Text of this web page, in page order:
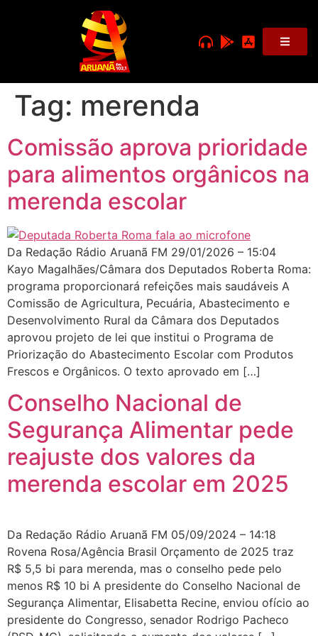
Tag: merenda
Comissão aprova prioridade
para alimentos orgânicos na
merenda escolar
Da Redação Rádio Aruanã FM 29/01/2026 – 15:04
Kayo Magalhães/Câmara dos Deputados Roberta Roma:
programa proporcionará refeições mais saudáveis A
Comissão de Agricultura, Pecuária, Abastecimento e
Desenvolvimento Rural da Câmara dos Deputados
aprovou projeto de lei que institui o Programa de
Priorização do Abastecimento Escolar com Produtos
Frescos e Orgânicos. O texto aprovado em […]
Conselho Nacional de
Segurança Alimentar pede
reajuste dos valores da
merenda escolar em 2025
Da Redação Rádio Aruanã FM 05/09/2024 – 14:18
Rovena Rosa/Agência Brasil Orçamento de 2025 traz
R$ 5,5 bi para merenda, mas o conselho pede pelo
menos R$ 10 bi A presidente do Conselho Nacional de
Segurança Alimentar, Elisabetta Recine, enviou ofício ao
presidente do Congresso, senador Rodrigo Pacheco